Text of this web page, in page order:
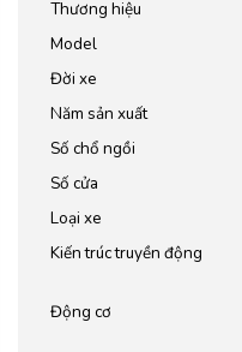
Thương hiệu
Model
Đời xe
Năm sản xuất
Số chổ ngồi
Số cửa
Loại xe
Kiến trúc truyền động
Động cơ